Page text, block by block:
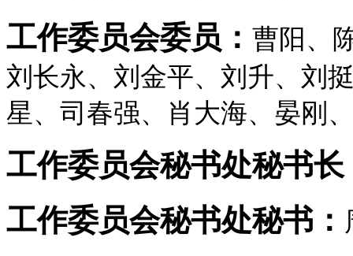
工作委员会委员： 曹阳、
刘长永、刘金平、刘升、刘
星、司春强、肖大海、晏刚
工作委员会秘书处秘书长
工作委员会秘书处秘书：